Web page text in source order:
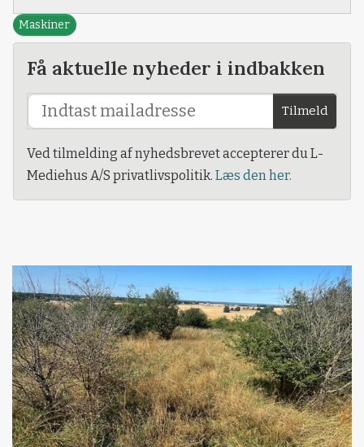
Maskiner
Få aktuelle nyheder i indbakken
Tilmeld
Ved tilmelding af nyhedsbrevet accepterer du L-
Mediehus A/S privatlivspolitik. Læs den her.